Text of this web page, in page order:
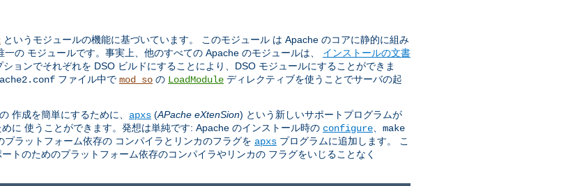
というモジュールの機能に基づいています。 このモジュール は Apache のコアに静的に組み
一の モジュールです。事実上、他のすべての Apache のモジュールは、 インストールの文書
ションでそれぞれを DSO ビルドにすることにより、DSO モジュールにすることができま
ファイル中で mod_so の LoadModule ディレクティブを使うことでサーバの起
作成を簡単にするために、 apxs (APache eXtenSion) という新しいサポートプログラムが
に 使うことができます。発想は単純です: Apache のインストール時の configure
make
ラットフォーム依存の コンパイラとリンカのフラグを apxs プログラムに追加します。 こ
トのためのプラットフォーム依存のコンパイラやリンカの フラグをいじることなく